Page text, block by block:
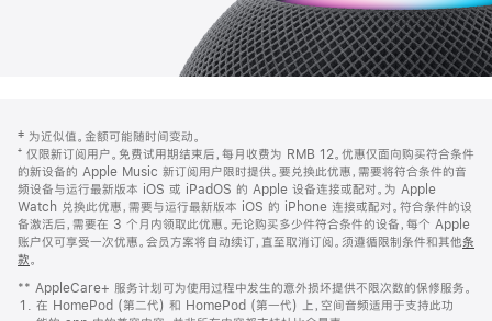
页
页
脚
注
‡ 为近似值。金额可能随时间变动。
⁺ 仅限新订阅用户。免费试用期结束后，每月收费为 RMB 12。优惠仅面向购买符合条件
的新设备的 Apple Music 新订阅用户限时提供。要兑换此优惠，需要将符合条件的音
频设备与运行最新版本 iOS 或 iPadOS 的 Apple 设备连接或配对。为 Apple
Watch 兑换此优惠，需要与运行最新版本 iOS 的 iPhone 连接或配对。符合条件的设
备激活后，需要在 3 个月内领取此优惠。无论购买多少件符合条件的设备，每个 Apple
账户仅可享受一次优惠。会员方案将自动续订，直至取消订阅。须遵循限制条件和其他条
款。
窗
口
** AppleCare+ 服务计划可为使用过程中发生的意外损坏提供不限次数的保修服务。
在 HomePod (第二代) 和 HomePod (第一代) 上，空间音频适用于支持此功